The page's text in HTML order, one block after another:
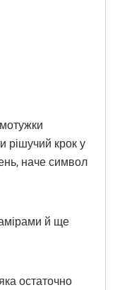
рішучий крок у
наче символ
й ще
остаточно